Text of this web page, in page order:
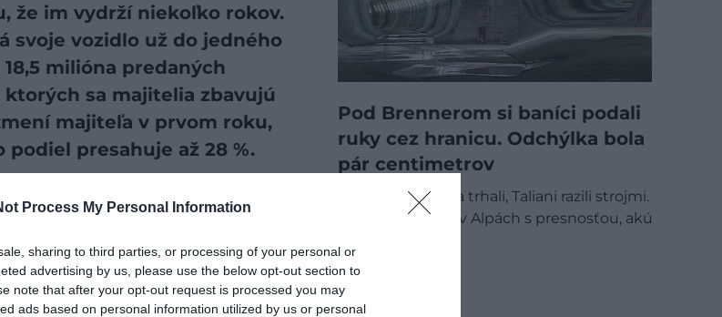
Process My Personal Information
sharing to third parties, or processing of your personal or
advertising by us, please use the below opt-out section to
note that after your opt-out request is processed you may
ads based on personal information utilized by us or personal
že im vydrží niekoľko rokov.
svoje vozidlo už do jedného
milióna predaných
ktorých sa majitelia zbavujú
majiteľa v prvom roku,
presahuje až 28 %.
vo Vyhľadávaní Google!
desať modelov nových áut, ktorých sa
Na vrchole rebríčka sa umiestnil
do 12 mesiacov od zakúpenia.
Pod Brennerom si baníci podali
ruky cez hranicu. Odchýlka bola
pár centimetrov
Rakúšania vŕtali a trhali, Taliani razili strojmi.
Stretli sa hlboko v Alpách s presnosťou, akú
TECH